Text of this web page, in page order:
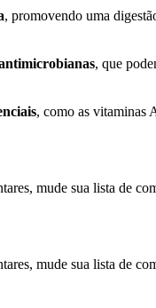
, promovendo uma
, que
, como as vitaminas
mude sua lista de
mude sua lista de